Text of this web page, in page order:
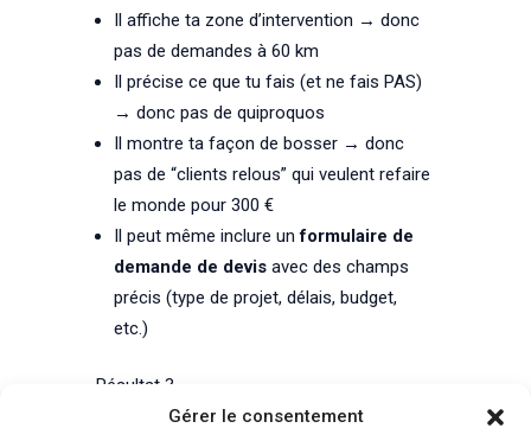
Gérer le consentement
Il affiche ta zone d’intervention → donc
pas de demandes à 60 km
Il précise ce que tu fais (et ne fais PAS)
→ donc pas de quiproquos
Il montre ta façon de bosser → donc
pas de “clients relous” qui veulent refaire
le monde pour 300 €
Il peut même inclure unformulaire de
demande de devisavec des champs
précis (type de projet, délais, budget,
etc.)
Résultat ?
Tu gagnes du temps, tu gagnes en